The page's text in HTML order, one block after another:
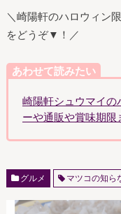
＼崎陽軒のハロウィン
をどうぞ▼！／
あわせて読みたい
崎陽軒シュウマイの
ーや通販や賞味期限
グルメ マツコの知ら